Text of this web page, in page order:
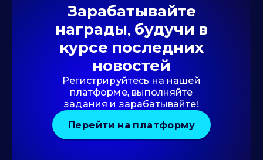
Зарабатывайте
награды, будучи в
курсе последних
новостей
Регистрируйтесь на нашей
платформе, выполняйте
задания и зарабатывайте!
Перейти на платформу